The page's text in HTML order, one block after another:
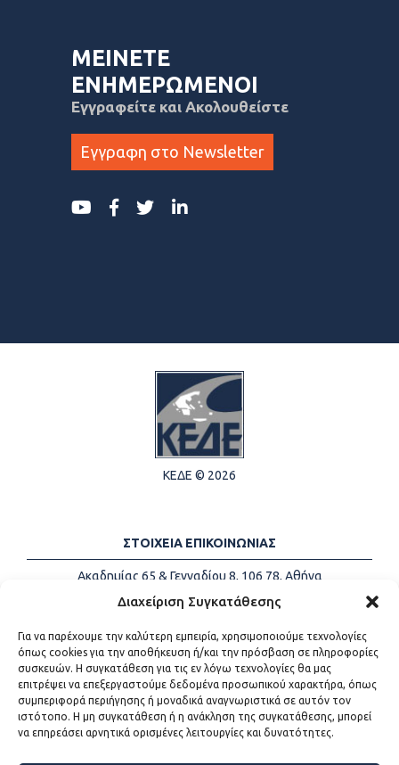
Διαχείριση Συγκατάθεσης
Για να παρέχουμε την καλύτερη εμπειρία, χρησιμοποιούμε τεχνολογίες
όπως cookies για την αποθήκευση ή/και την πρόσβαση σε πληροφορίες
συσκευών. Η συγκατάθεση για τις εν λόγω τεχνολογίες θα μας
επιτρέψει να επεξεργαστούμε δεδομένα προσωπικού χαρακτήρα, όπως
συμπεριφορά περιήγησης ή μοναδικά αναγνωριστικά σε αυτόν τον
ιστότοπο. Η μη συγκατάθεση ή η ανάκληση της συγκατάθεσης, μπορεί
να επηρεάσει αρνητικά ορισμένες λειτουργίες και δυνατότητες.
ΜΕΙΝΕΤΕ
ΕΝΗΜΕΡΩΜΕΝΟΙ
Εγγραφείτε και Ακολουθείστε
Εγγραφη στο Newsletter
ΚΕΔΕ © 2026
ΣΤΟΙΧΕΙΑ ΕΠΙΚΟΙΝΩΝΙΑΣ
Ακαδημίας 65 & Γενναδίου 8, 106 78, Αθήνα
Τηλέφωνα:
+30 213-2147500
Email:
info@kede.gr
ΧΡΗΣΙΜΟΙ ΣΥΝΔΕΣΜΟΙ
Η ΚΕΔΕ